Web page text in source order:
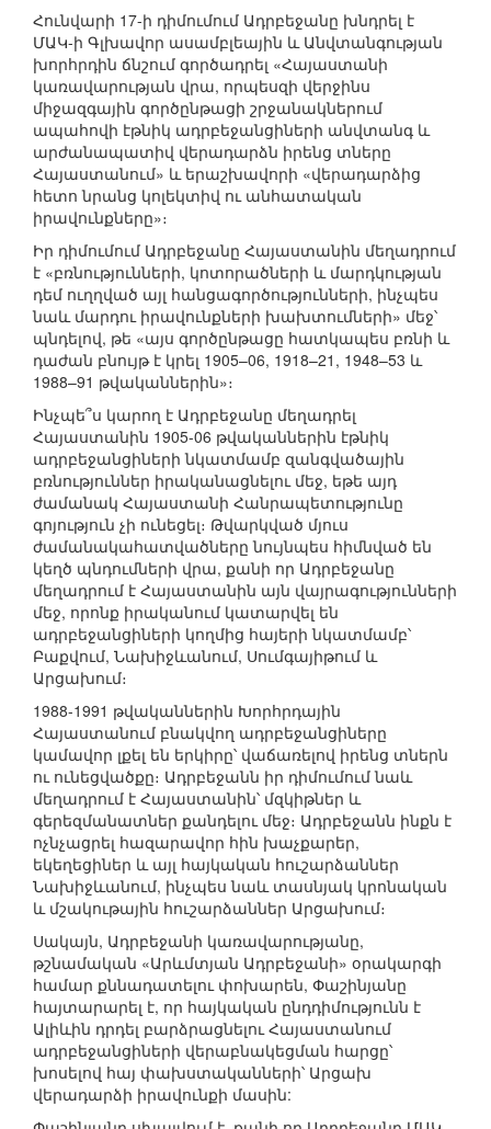
Հունվարի 17-ի դիմումում Ադրբեջանը խնդրել է
ՄԱԿ-ի Գլխավոր ասամբլեային և Անվտանգության
խորհրդին ճնշում գործադրել «Հայաստանի
կառավարության վրա, որպեսզի վերջինս
միջազգային գործընթացի շրջանակներում
ապահովի էթնիկ ադրբեջանցիների անվտանգ և
արժանապատիվ վերադարձն իրենց տները
Հայաստանում» և երաշխավորի «վերադարձից
հետո նրանց կոլեկտիվ ու անհատական
իրավունքները»։
Իր դիմումում Ադրբեջանը Հայաստանին մեղադրում
է «բռնությունների, կոտորածների և մարդկության
դեմ ուղղված այլ հանցագործությունների, ինչպես
նաև մարդու իրավունքների խախտումների» մեջ՝
պնդելով, թե «այս գործընթացը հատկապես բռնի և
դաժան բնույթ է կրել 1905–06, 1918–21, 1948–53 և
1988–91 թվականներին»։
Ինչպե՞ս կարող է Ադրբեջանը մեղադրել
Հայաստանին 1905-06 թվականներին էթնիկ
ադրբեջանցիների նկատմամբ զանգվածային
բռնություններ իրականացնելու մեջ, եթե այդ
ժամանակ Հայաստանի Հանրապետությունը
գոյություն չի ունեցել։ Թվարկված մյուս
ժամանակահատվածները նույնպես հիմնված են
կեղծ պնդումների վրա, քանի որ Ադրբեջանը
մեղադրում է Հայաստանին այն վայրագությունների
մեջ, որոնք իրականում կատարվել են
ադրբեջանցիների կողմից հայերի նկատմամբ՝
Բաքվում, Նախիջևանում, Սումգայիթում և
Արցախում։
1988-1991 թվականներին Խորհրդային
Հայաստանում բնակվող ադրբեջանցիները
կամավոր լքել են երկիրը՝ վաճառելով իրենց տներն
ու ունեցվածքը։ Ադրբեջանն իր դիմումում նաև
մեղադրում է Հայաստանին՝ մզկիթներ և
գերեզմանատներ քանդելու մեջ։ Ադրբեջանն ինքն է
ոչնչացրել հազարավոր հին խաչքարեր,
եկեղեցիներ և այլ հայկական հուշարձաններ
Նախիջևանում, ինչպես նաև տասնյակ կրոնական
և մշակութային հուշարձաններ Արցախում։
Սակայն, Ադրբեջանի կառավարությանը,
թշնամական «Արևմտյան Ադրբեջանի» օրակարգի
համար քննադատելու փոխարեն, Փաշինյանը
հայտարարել է, որ հայկական ընդդիմությունն է
Ալիևին դրդել բարձրացնելու Հայաստանում
ադրբեջանցիների վերաբնակեցման հարցը՝
խոսելով հայ փախստականների՝ Արցախ
վերադարձի իրավունքի մասին: